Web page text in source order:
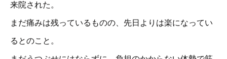
来院された。
まだ痛みは残っているものの、先日よりは楽になってい
るとのこと。